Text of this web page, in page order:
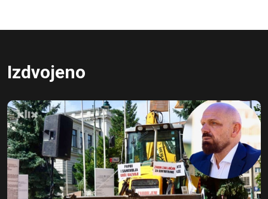
Izdvojeno